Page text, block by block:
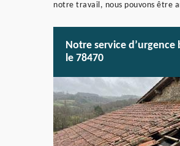
notre travail, nous pouvons être
Notre service
le 78470